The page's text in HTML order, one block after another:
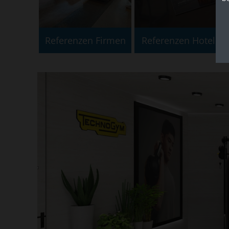
Referenzen Firmen Referenzen Hotels